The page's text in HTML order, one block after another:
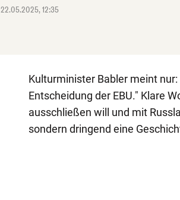
22.05.2025, 12:35
Kulturminister Babler meint
Entscheidung der EBU." Klare
ausschließen will und mit
sondern dringend eine